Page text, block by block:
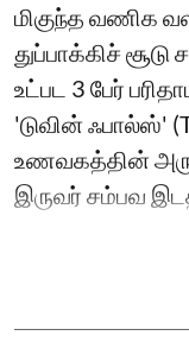
மிகுந்த வணிக
துப்பாக்கிச்
உட்பட 3 பேர்
'டுவின் ஃபால்ஸ்'
உணவகத்தின்
இருவர் சம்பவ